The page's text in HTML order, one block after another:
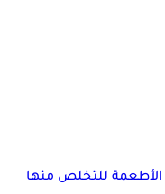
الأطعمة للتخلص منها